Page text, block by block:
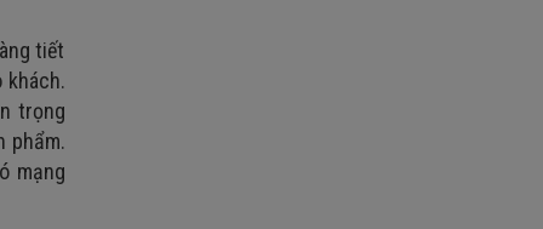
tiết
trọng
phẩm.
mạng